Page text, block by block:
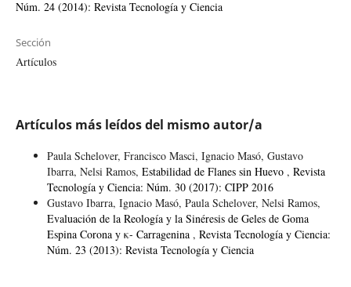
Núm. 24 (2014): Revista Tecnología y Ciencia
Sección
Artículos
Artículos más leídos del mismo autor/a
Paula Schelover, Francisco Masci, Ignacio Masó, Gustavo
Ibarra, Nelsi Ramos, Estabilidad de Flanes sin Huevo , Revista
Tecnología y Ciencia: Núm. 30 (2017): CIPP 2016
Gustavo Ibarra, Ignacio Masó, Paula Schelover, Nelsi Ramos,
Evaluación de la Reología y la Sinéresis de Geles de Goma
Espina Corona y κ- Carragenina , Revista Tecnología y Ciencia:
Núm. 23 (2013): Revista Tecnología y Ciencia